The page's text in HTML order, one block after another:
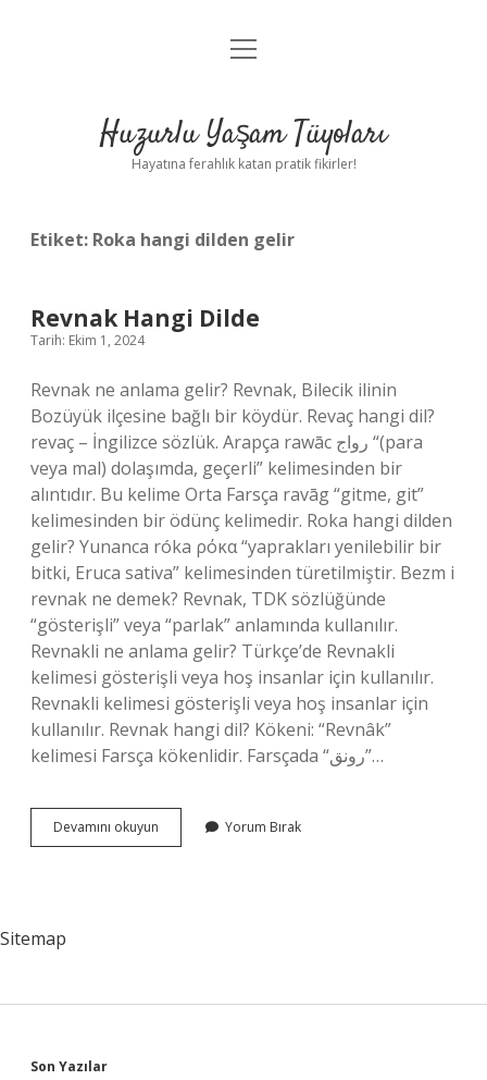
Anasayfa
Yasal Uyarı
menüyü
Huzurlu Yaşam Tüyoları
Hayatına ferahlık katan pratik fikirler!
Etiket: Roka hangi dilden gelir
Revnak Hangi Dilde
Tarih: Ekim 1, 2024
Revnak ne anlama gelir? Revnak, Bilecik ilinin
Bozüyük ilçesine bağlı bir köydür. Revaç hangi dil?
revaç – İngilizce sözlük. Arapça rawāc رواج “(para
veya mal) dolaşımda, geçerli” kelimesinden bir
alıntıdır. Bu kelime Orta Farsça ravāg “gitme, git”
kelimesinden bir ödünç kelimedir. Roka hangi dilden
gelir? Yunanca róka ρόκα “yaprakları yenilebilir bir
bitki, Eruca sativa” kelimesinden türetilmiştir. Bezm i
revnak ne demek? Revnak, TDK sözlüğünde
“gösterişli” veya “parlak” anlamında kullanılır.
Revnakli ne anlama gelir? Türkçe’de Revnakli
kelimesi gösterişli veya hoş insanlar için kullanılır.
Revnakli kelimesi gösterişli veya hoş insanlar için
kullanılır. Revnak hangi dil? Kökeni: “Revnâk”
kelimesi Farsça kökenlidir. Farsçada “رونق”…
Devamını okuyun
Hangi
Yorum Bırak
Sitemap
Son Yazılar